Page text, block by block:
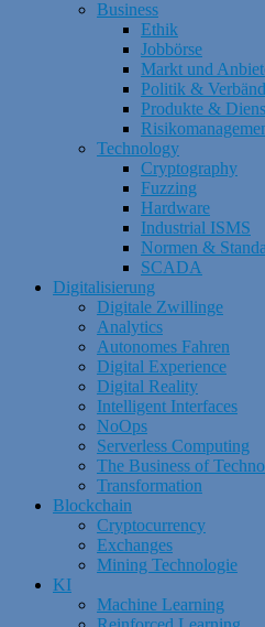
Business
Ethik
Jobbörse
Markt und
Politik &
Produkte &
Technology
Cryptography
Fuzzing
Hardware
Industrial ISMS
Normen &
SCADA
Digitalisierung
Digitale Zwillinge
Analytics
Autonomes Fahren
Digital Experience
Digital Reality
Intelligent Interfaces
NoOps
Serverless Computing
The Business of
Transformation
Blockchain
Cryptocurrency
Exchanges
Mining Technologie
KI
Machine Learning